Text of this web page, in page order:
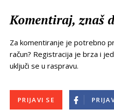
Komentiraj, znaš
Za komentiranje je potrebno
račun? Registracija je brza i
uključi se u raspravu.
PRIJAVI SE